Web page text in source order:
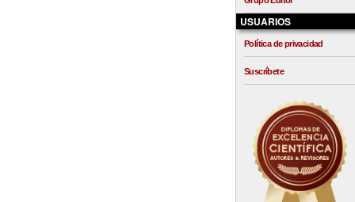
USUARIOS
Política de privacidad
Suscríbete